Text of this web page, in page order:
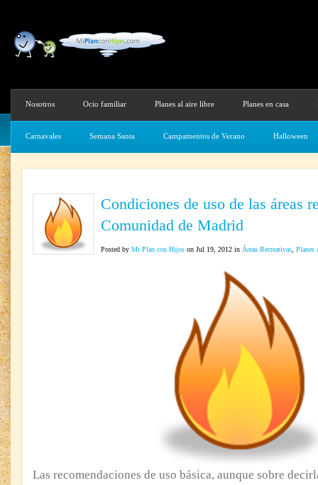
Nosotros Ocio familiar Planes al aire libre Planes en casa
Carnavales Semana Santa Campamentos de Verano Halloween
Condiciones de uso de las áreas
Comunidad de Madrid
Posted by Mi Plan con Hijos on Jul 19, 2012 in Áreas Recreativas Planes
Las recomendaciones de uso básica, aunque sobre